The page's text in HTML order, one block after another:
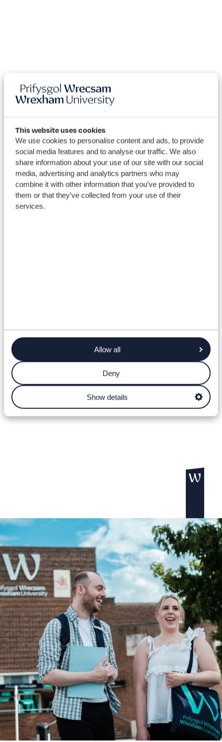
This website uses cookies
We use cookies to personalise content and ads, to provide
social media features and to analyse our traffic. We also
share information about your use of our site with our social
media, advertising and analytics partners who may
combine it with other information that you’ve provided to
them or that they’ve collected from your use of their
services.
Allow all
Deny
Show details
Cyllid